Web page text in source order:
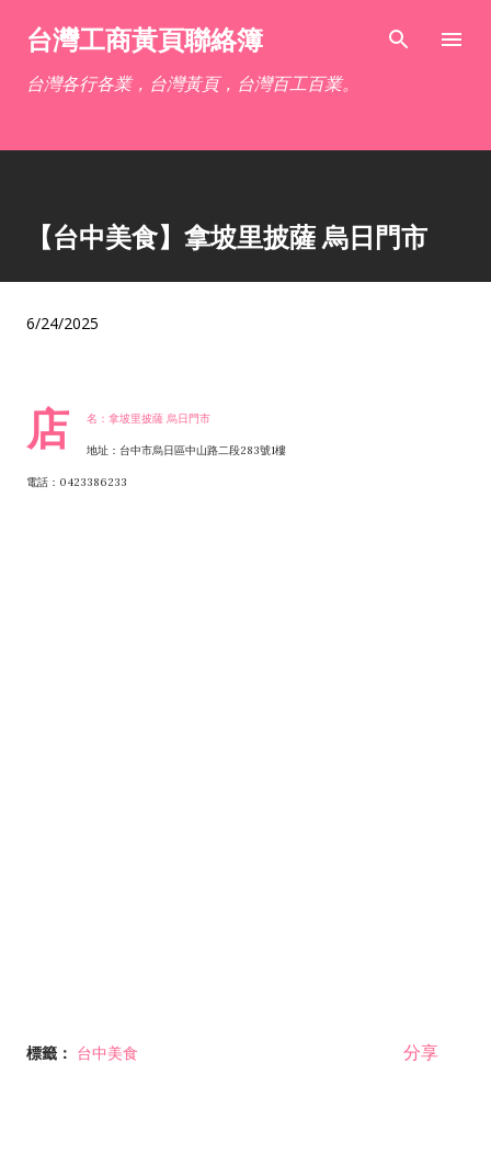
跳到主要內容
台灣工商黃頁聯絡簿
台灣各行各業，台灣黃頁，台灣百工百業。
【台中美食】拿坡里披薩 烏日門市
6/24/2025
店 名：拿坡里披薩 烏日門市
地址：台中市烏日區中山路二段283號1樓
電話：0423386233
標籤： 台中美食 分享